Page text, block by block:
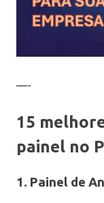
—-
15
painel no
1. Painel de